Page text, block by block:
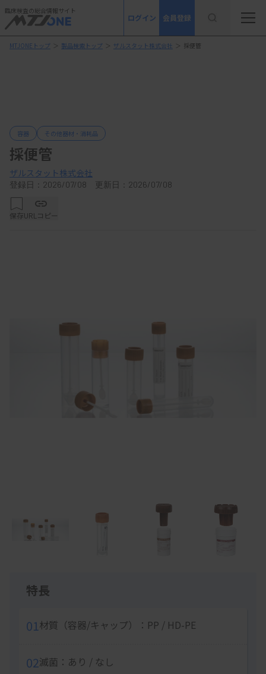
臨床検査の総合情報サイト
ログイン 会員登録
MTJONEトップ ＞ 製品検索トップ ＞ ザルスタット株式会社 ＞ 採便管
容器 その他器材・消耗品
採便管
ザルスタット株式会社
登録日：2026/07/08 更新日：2026/07/08
保存URLコピー
特長
01材質（容器/キャップ）：PP / HD-PE
02滅菌：あり / なし